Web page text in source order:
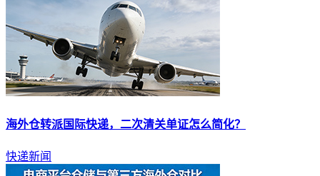
海外仓转派国际快递，二次清关单证怎么简化？
快递新闻